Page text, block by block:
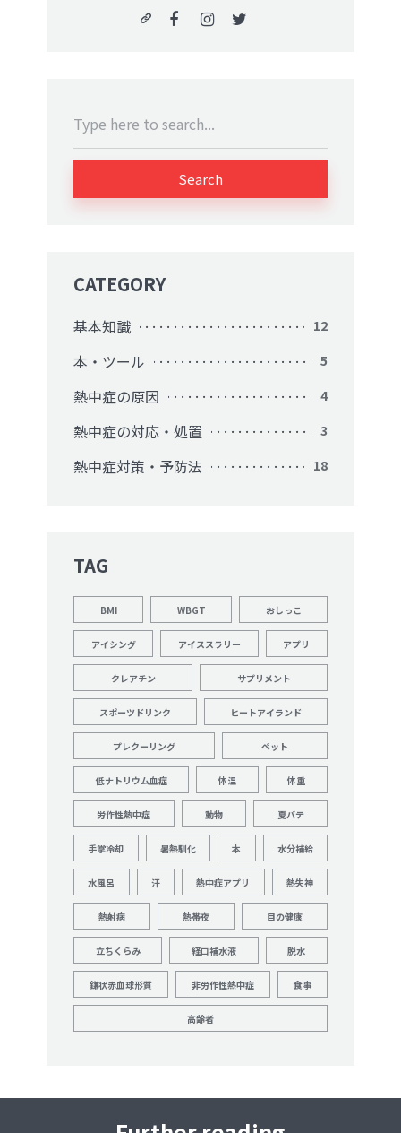
Search
CATEGORY
基本知識 12
本・ツール 5
熱中症の原因 4
熱中症の対応・処置 3
熱中症対策・予防法 18
TAG
BMI WBGT おしっこ
アイシング アイススラリー アプリ
クレアチン サプリメント
スポーツドリンク ヒートアイランド
プレクーリング ペット
低ナトリウム血症 体温 体重
労作性熱中症 動物 夏バテ
手掌冷却 暑熱馴化 本 水分補給
水風呂 汗 熱中症アプリ 熱失神
熱射病 熱帯夜 目の健康
立ちくらみ 経口補水液 脱水
鎌状赤血球形質 非労作性熱中症 食事
高齢者